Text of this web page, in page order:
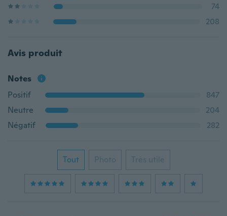
74
208
Avis produit
Notes
Positif
847
Neutre
204
Négatif
282
Tout Photo Très utile